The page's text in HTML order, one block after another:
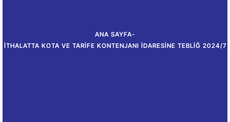
ANA SAYFA-
İTHALATTA KOTA VE TARIFE KONTENJANI İDARESINE TEBLIĞ 2024/7